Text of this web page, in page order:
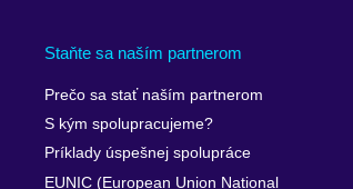
Staňte sa naším partnerom
Prečo sa stať naším partnerom
S kým spolupracujeme?
Príklady úspešnej spolupráce
EUNIC (European Union National